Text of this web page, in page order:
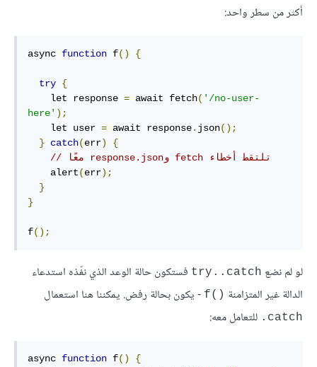
أكثر من سطر واحد:
async function f() {
try {
    let response
= await fetch( '/no-user-
here' );
    let user
= await response. json();
}
catch(err)
{
// ‫تلتقط أخطاء fetch وresponse.json معًا
    alert
(err);
}
}
f();
لو لم نضع try..catch فستكون حالة الوعد الذي نفّذه استدعاء
الدالة غير المتزامنة f()‎ - يكون بحالة رفض. يمكننا هنا استعمال
‎.catch للتعامل معه:
async function f()
{